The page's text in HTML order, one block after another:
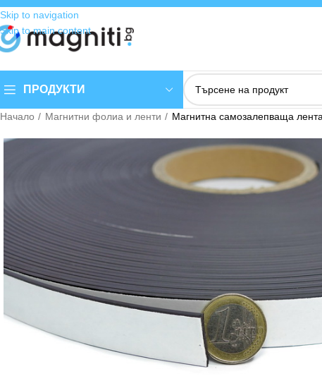
Skip to navigation
Skip to main content
ПРОДУКТИ
Начало Магнитни фолиа и ленти Магнитна самозалепваща